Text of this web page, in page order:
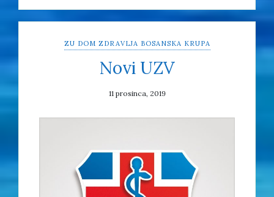
ZU DOM ZDRAVLJA BOSANSKA KRUPA
Novi UZV
11 prosinca, 2019